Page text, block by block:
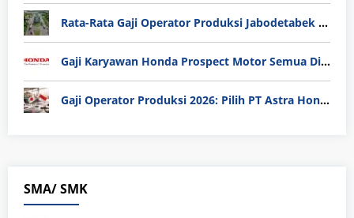
Rata-Rata Gaji Operator Produksi Jabodetabek 2025: Bedah Tuntas UMK, Lemburan, dan Realita Hidup Buruh
Gaji Karyawan Honda Prospect Motor Semua Divisi
Gaji Operator Produksi 2026: Pilih PT Astra Honda Motor (AHM) atau Manufaktur di Jepang?
SMA/ SMK